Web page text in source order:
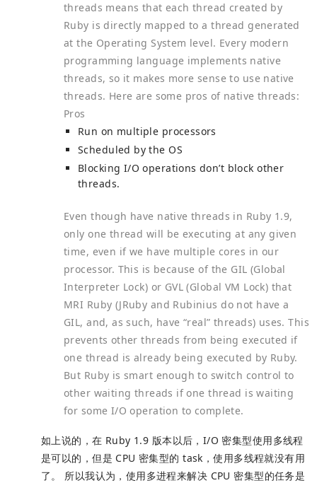
threads means that each thread created by
Ruby is directly mapped to a thread generated
at the Operating System level. Every modern
programming language implements native
threads, so it makes more sense to use native
threads. Here are some pros of native threads:
Pros
Run on multiple processors
Scheduled by the OS
Blocking I/O operations don’t block other
threads.
Even though have native threads in Ruby 1.9,
only one thread will be executing at any given
time, even if we have multiple cores in our
processor. This is because of the GIL (Global
Interpreter Lock) or GVL (Global VM Lock) that
MRI Ruby (JRuby and Rubinius do not have a
GIL, and, as such, have “real” threads) uses. This
prevents other threads from being executed if
one thread is already being executed by Ruby.
But Ruby is smart enough to switch control to
other waiting threads if one thread is waiting
for some I/O operation to complete.
如上说的，在 Ruby 1.9 版本以后，I/O 密集型使用多线程
是可以的，但是 CPU 密集型的 task，使用多线程就没有用
了。 所以我认为，使用多进程来解决 CPU 密集型的任务是